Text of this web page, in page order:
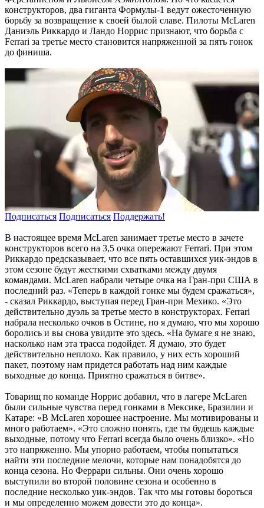
конструкторов, два гиганта Формулы-1 ведут ожесточенную
борьбу за возвращение к своей былой славе. Пилоты McLaren
Даниэль Риккардо и Ландо Норрис признают, что борьба с
Ferrari за третье место становится напряженной за пять гонок
до финиша.
Подписаться Подписаться Поддержать!
В настоящее время McLaren занимает третье место в зачете
конструкторов всего на 3,5 очка опережают Ferrari. При этом
Риккардо предсказывает, что все пять оставшихся уик-эндов в
этом сезоне будут жесткими схватками между двумя
командами. McLaren набрали четыре очка на Гран-при США в
последний раз. «Теперь в каждой гонке мы будем сражаться»,
- сказал Риккардо, выступая перед Гран-при Мехико. «Это
действительно дуэль за третье место в конструкторах. Ferrari
набрала несколько очков в Остине, но я думаю, что мы хорошо
боролись и вы снова увидите это здесь. «На бумаге я не знаю,
насколько нам эта трасса подойдет. Я думаю, это будет
действительно неплохо. Как правило, у них есть хороший
пакет, поэтому нам придется работать над ним каждые
выходные до конца. Приятно сражаться в битве».
Товарищ по команде Норрис добавил, что в лагере McLaren
были сильные чувства перед гонками в Мексике, Бразилии и
Катаре: «В McLaren хорошее настроение. Мы мотивированы и
много работаем». «Это сложно понять, где ты будешь каждые
выходные, потому что Ferrari всегда было очень близко». «Но
это напряженно. Мы упорно работаем, чтобы попытаться
найти эти последние мелочи, которые нам понадобятся до
конца сезона. Но Феррари сильны. Они очень хорошо
выступили во второй половине сезона и особенно в
последние несколько уик-эндов. Так что мы готовы бороться
и мы определенно можем довести это до конца».